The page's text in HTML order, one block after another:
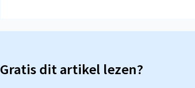
Gratis dit artikel lezen?